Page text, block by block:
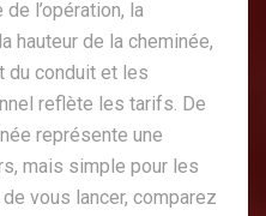
l’opération, la
hauteur de la cheminée,
du conduit et les
reflète les tarifs. De
représente une
mais simple pour les
vous lancer, comparez